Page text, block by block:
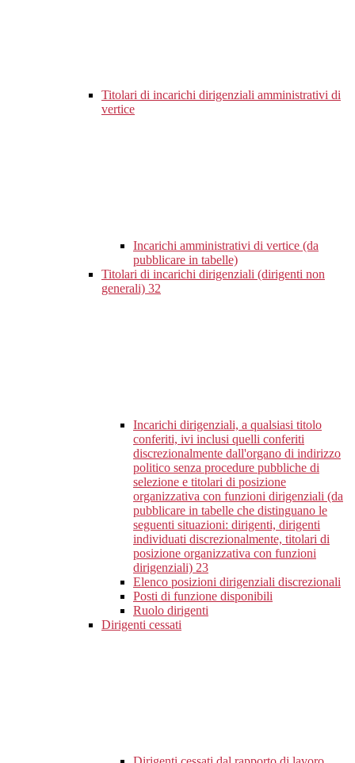
Titolari di incarichi dirigenziali amministrativi di
vertice
Incarichi amministrativi di vertice (da
pubblicare in tabelle)
Titolari di incarichi dirigenziali (dirigenti non
generali) 32
Incarichi dirigenziali, a qualsiasi titolo
conferiti, ivi inclusi quelli conferiti
discrezionalmente dall'organo di indirizzo
politico senza procedure pubbliche di
selezione e titolari di posizione
organizzativa con funzioni dirigenziali (da
pubblicare in tabelle che distinguano le
seguenti situazioni: dirigenti, dirigenti
individuati discrezionalmente, titolari di
posizione organizzativa con funzioni
dirigenziali) 23
Elenco posizioni dirigenziali discrezionali
Posti di funzione disponibili
Ruolo dirigenti
Dirigenti cessati